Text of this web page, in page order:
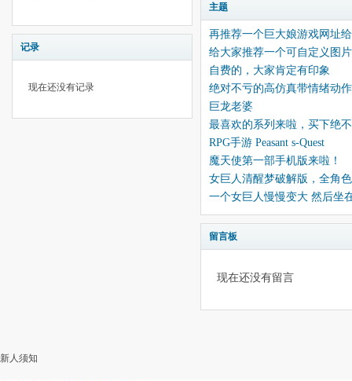
记录
现在还没有记录
主题
再推荐一个巨大娘游戏网址
给大家推荐一个可自定义图
自费的，大家肯定有印象
绝对不亏的高仿真带情绪动
巨龙老婆
最喜欢的系列来啦，买下绝
RPG手游 Peasant s-Quest
魔天使第一部手机版来啦！
女巨人清醒梦破解版，全角色
一个女巨人慢慢变大 然后坐
留言板
现在还没有留言
新人须知